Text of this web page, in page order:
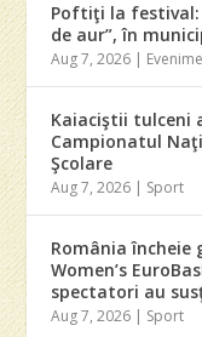
Poftiţi la festival:
de aur”, în
Aug 7, 2026 |
Kaiaciştii tulceni
Campionatul
Şcolare
Aug 7, 2026 | Sport
România încheie
Women’s
spectatori au
Aug 7, 2026 | Sport